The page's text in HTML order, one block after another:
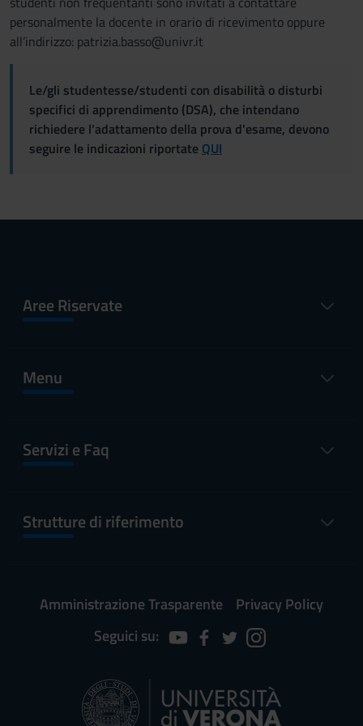
personalmente la docente in orario di ricevimento oppure
all’indirizzo: patrizia.basso@univr.it
Le/gli studentesse/studenti con disabilità o disturbi
specifici di apprendimento (DSA), che intendano
richiedere l'adattamento della prova d'esame, devono
seguire le indicazioni riportate QUI
Aree Riservate
Menu
Servizi e Faq
Strutture di riferimento
Amministrazione Trasparente
Privacy Policy
Seguici su: